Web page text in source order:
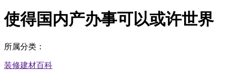
使得国内产办事可以或许世界
所属分类：
装修建材百科